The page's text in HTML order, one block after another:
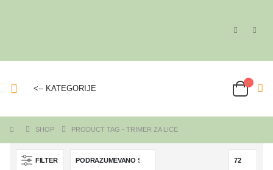
<-- KATEGORIJE
SHOP PRODUCT TAG - TRIMER ZA LICE
FILTER